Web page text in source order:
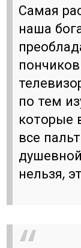
Самая
наша
по тем
которые
все
нельзя,